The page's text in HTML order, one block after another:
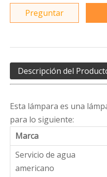
Preguntar
Descripción del
Esta lámpara es una
para lo siguiente:
Marca
Servicio de agua
americano